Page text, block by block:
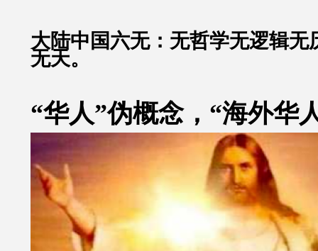
大陆中国六无：无哲学无逻辑无
无天。
“华人”伪概念，“海外华